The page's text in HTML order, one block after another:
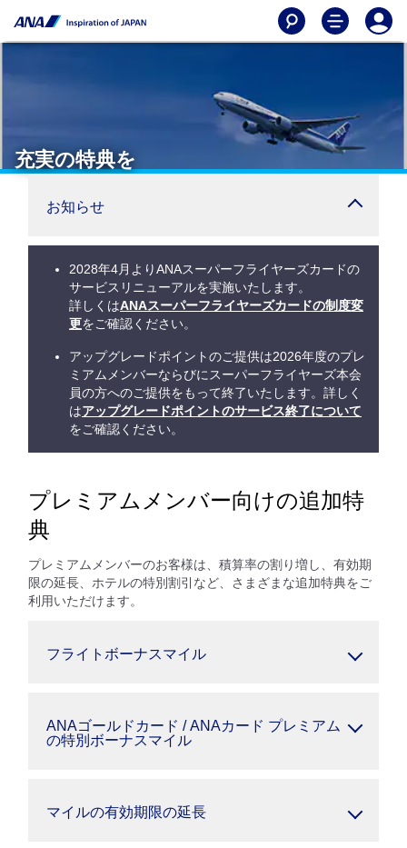
充実の特典を
お知らせ
2028年4月よりANAスーパーフライヤーズカードの
サービスリニューアルを実施いたします。
詳しくはANAスーパーフライヤーズカードの制度変
更をご確認ください。
アップグレードポイントのご提供は2026年度のプレ
ミアムメンバーならびにスーパーフライヤーズ本会
員の方へのご提供をもって終了いたします。詳しく
はアップグレードポイントのサービス終了について
をご確認ください。
プレミアムメンバー向けの追加特
典
プレミアムメンバーのお客様は、積算率の割り増し、有効期
限の延長、ホテルの特別割引など、さまざまな追加特典をご
利用いただけます。
フライトボーナスマイル
ANAゴールドカード / ANAカード プレミアム
の特別ボーナスマイル
マイルの有効期限の延長